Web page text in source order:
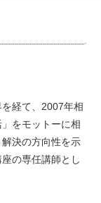
経て、2007年相
をモットーに相
決の方向性を示
の専任講師とし